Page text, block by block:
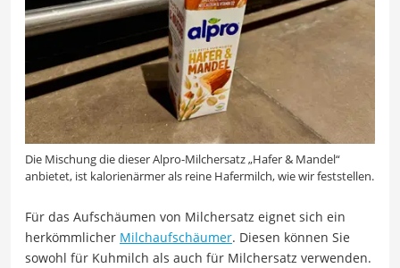
Die Mischung die dieser Alpro-Milchersatz „Hafer & Mandel“
anbietet, ist kalorienärmer als reine Hafermilch, wie wir feststellen.
Für das Aufschäumen von Milchersatz eignet sich ein
herkömmlicher Milchaufschäumer. Diesen können Sie
sowohl für Kuhmilch als auch für Milchersatz verwenden.